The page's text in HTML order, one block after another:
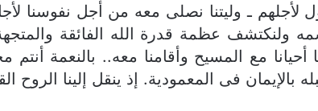
ـ وليتنا نصلى معه من أجل نفوسنا لأجل
ولنكتشف عظمة قدرة الله الفائقة
بالإيمان فى المعمودية. إذ ينقل إلينا